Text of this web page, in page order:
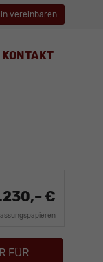
vereinbaren
KONTAKT
€
FÜR